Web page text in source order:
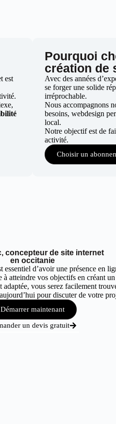
est
Pourquoi
création de
Avec des années
se forger une solide
irréprochable.
Nous accompagnons
besoins, webdesign
local.
Notre objectif est de
activité.
Choisir un
concepteur de site internet
en occitanie
d’avoir une présence en
à atteindre vos objectifs en créant
vous serez facilement
pour discuter de votre
Démarrer maintenant
un devis gratuit